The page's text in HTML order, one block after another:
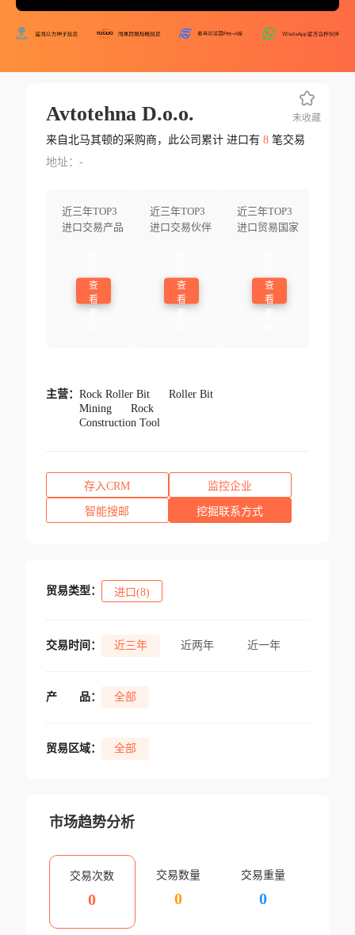
Avtotehna D.o.o.
来自北马其顿的采购商，此公司累计 进口有 8笔交易
地址：-
近三年TOP3
进口交易产品
查
看
近三年TOP3
进口交易伙伴
查
看
近三年TOP3
进口贸易国家
查
看
未收藏
主营： Rock Roller Bit
Roller Bit
Mining
Rock
Construction Tool
存入CRM 监控企业
智能搜邮 挖掘联系方式
贸易类型： 进口(8)
交易时间： 近三年 近两年 近一年
产 品： 全部
贸易区域： 全部
市场趋势分析
交易次数
0
交易数量
0
交易重量
0